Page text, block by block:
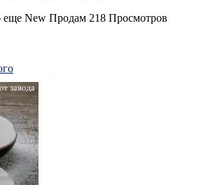
еще New Продам 218 Просмотров